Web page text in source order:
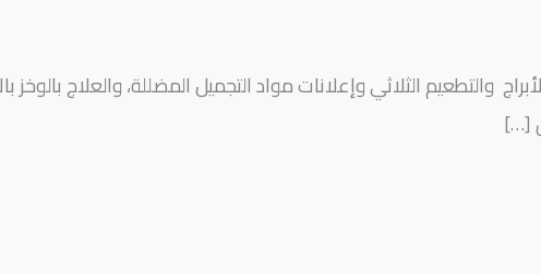
والتطعيم الثلاثي وإعلانات مواد التجميل المضللة، والعلاج بالوخز
[…]